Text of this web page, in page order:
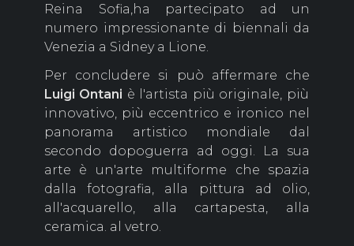
Reina Sofia,ha partecipato ad un
numero impressionante di biennali da
Venezia a Sidney a Lione.
Per concludere si può affermare che
Luigi Ontani è l'artista più originale, più
innovativo, più eccentrico e ironico nel
panorama artistico mondiale dal
secondo dopoguerra ad oggi. La sua
arte è un'arte multiforme che spazia
dalla fotografia, alla pittura ad olio,
all'acquarello, alla cartapesta, alla
ceramica. al vetro.